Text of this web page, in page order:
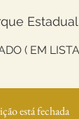
( EM
está fechada